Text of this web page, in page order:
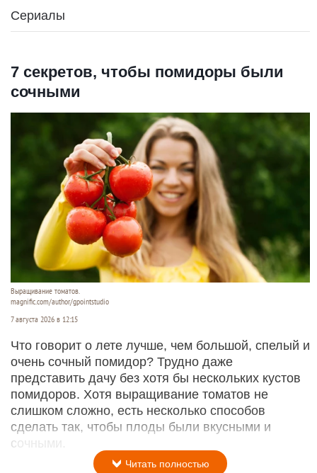
Сериалы
7 секретов, чтобы помидоры были
сочными
Выращивание томатов.
magnific.com/author/gpointstudio
7 августа 2026 в 12:15
Что говорит о лете лучше, чем большой, спелый и
очень сочный помидор? Трудно даже
представить дачу без хотя бы нескольких кустов
помидоров. Хотя выращивание томатов не
слишком сложно, есть несколько способов
сделать так, чтобы плоды были вкусными и
сочными.
Читать полностью